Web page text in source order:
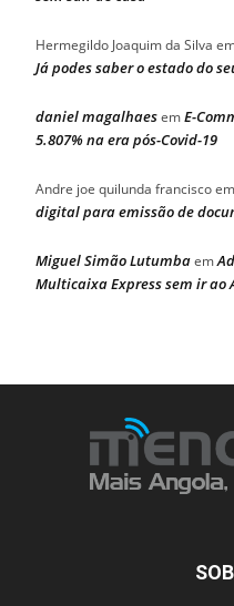
Hermegildo Joaquim da Silva
Já podes saber o estado do
daniel magalhaesemE-
5.807% na era pós-Covid-19
Andre joe quilunda franciscoem
digital para emissão de
Miguel Simão Lutumbaem
Multicaixa Express sem ir ao